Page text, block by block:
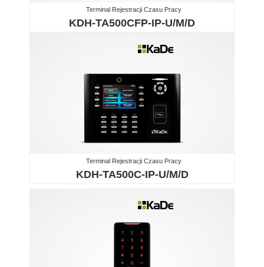
Terminal Rejestracji Czasu Pracy
KDH-TA500CFP-IP-U/M/D
Terminal Rejestracji Czasu Pracy
KDH-TA500C-IP-U/M/D